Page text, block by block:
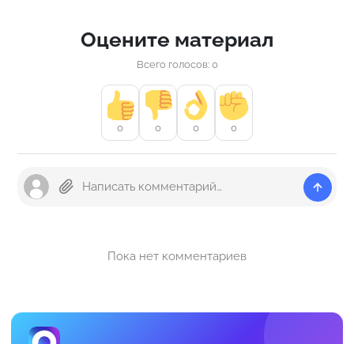
Оцените материал
Всего голосов: 0
0 0 0 0
Пока нет комментариев